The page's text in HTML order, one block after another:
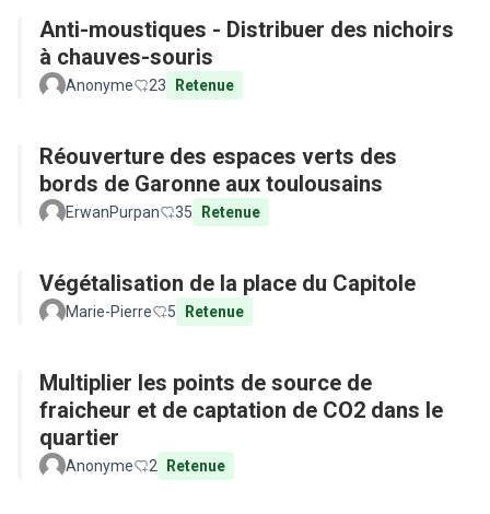
Anti-moustiques - Distribuer des nichoirs
à chauves-souris
Anonyme 23 Retenue
Réouverture des espaces verts des
bords de Garonne aux toulousains
ErwanPurpan 35 Retenue
Végétalisation de la place du Capitole
Marie-Pierre 5 Retenue
Multiplier les points de source de
fraicheur et de captation de CO2 dans le
quartier
Anonyme 2 Retenue